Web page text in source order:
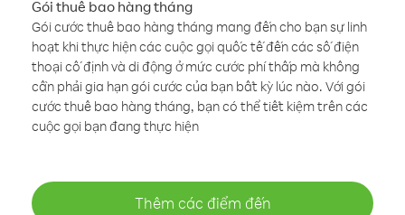
Gói thuê bao hàng tháng
Gói cước thuê bao hàng tháng mang đến cho bạn sự linh
hoạt khi thực hiện các cuộc gọi quốc tế đến các số điện
thoại cố định và di động ở mức cước phí thấp mà không
cần phải gia hạn gói cước của bạn bất kỳ lúc nào. Với gói
cước thuê bao hàng tháng, bạn có thể tiết kiệm trên các
cuộc gọi bạn đang thực hiện
Thêm các điểm đến